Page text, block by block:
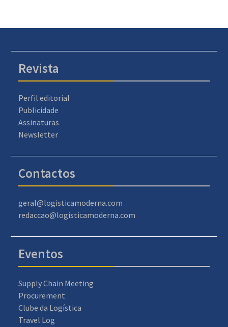
Revista
Perfil editorial
Publicidade
Assinaturas
Newsletter
Contactos
geral@logisticamoderna.com
redaccao@logisticamoderna.com
Eventos
Supply Chain Meeting
Procurement
Clube da Logística
Travel Log